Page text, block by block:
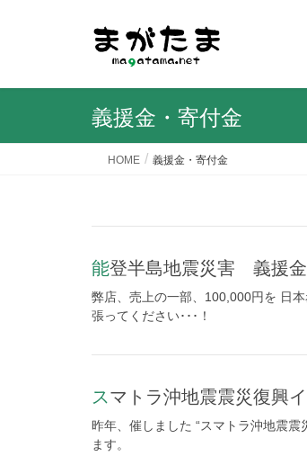
義援金・寄付金
HOME 義援金・寄付金
能登半島地震災害 義援金
弊店、売上の一部、100,000円を 日
張ってください･･･！
スマトラ沖地震震災復
昨年、催しました “スマトラ沖地震
ます。